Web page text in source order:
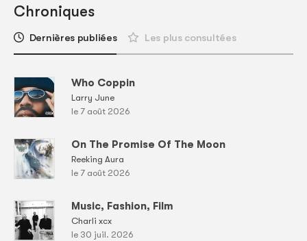
Chroniques
Dernières publiées Les plus consultées
Who Coppin
Larry June
le 7 août 2026
On The Promise Of The Moon
Reeking Aura
le 7 août 2026
Music, Fashion, Film
Charli xcx
le 30 juil. 2026